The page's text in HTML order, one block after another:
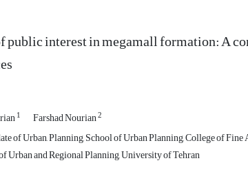
public interest in megamall formation: A
1 Farshad Nourian2
of Urban, Planning, School of Urban Planning, College of
Urban and Regional Planning, University of Tehran